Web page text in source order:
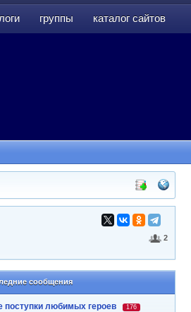
группы каталог сайтов
2
сообщения
поступки любимых героев 176